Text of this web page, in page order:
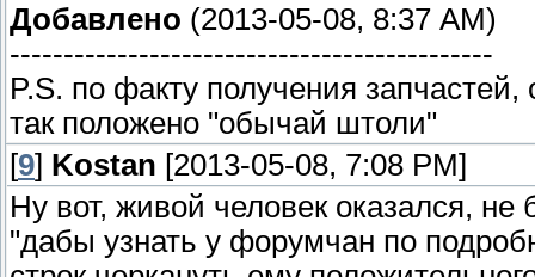
Добавлено (2013-05-08, 8:37 AM)
---------------------------------------------
P.S. по факту получения
так положено "обычай штоли"
[9] Kostan [2013-05-08, 7:08 PM]
Ну вот, живой человек оказался, не
"дабы узнать у форумчан по